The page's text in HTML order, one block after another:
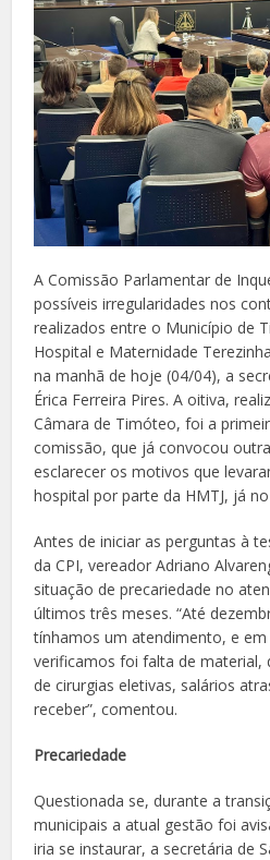
A Comissão Parlamentar de
possíveis irregularidades nos
realizados entre o Município de
Hospital e Maternidade
na manhã de hoje (04/04), a
Érica Ferreira Pires. A oitiva,
Câmara de Timóteo, foi a
comissão, que já convocou
esclarecer os motivos que
hospital por parte da HMTJ, já
Antes de iniciar as perguntas à
da CPI, vereador Adriano
situação de precariedade no
últimos três meses. “Até
tínhamos um atendimento, e
verificamos foi falta de material,
de cirurgias eletivas, salários
receber”, comentou.
Precariedade
Questionada se, durante a
municipais a atual gestão foi
iria se instaurar, a secretária de